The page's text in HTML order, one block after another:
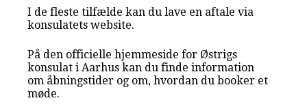
I de fleste tilfælde kan du lave en aftale via
konsulatets website.
På den officielle hjemmeside for Østrigs
konsulat i Aarhus kan du finde information
om åbningstider og om, hvordan du booker et
møde.